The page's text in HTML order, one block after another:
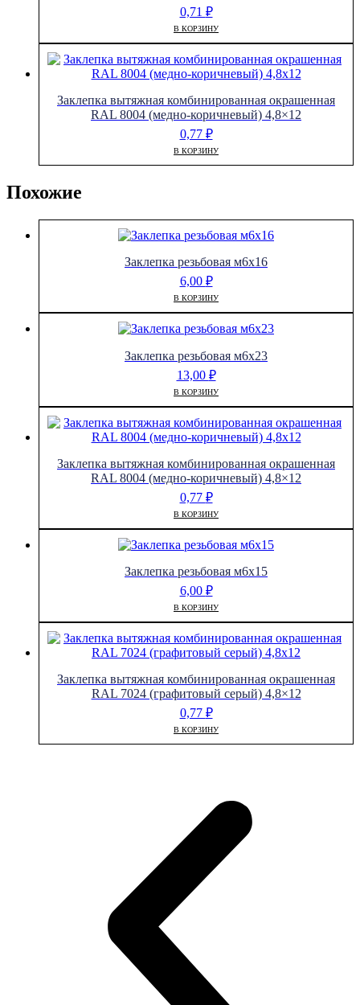
0,71 ₽
В КОРЗИНУ
Заклепка вытяжная комбинированная окрашенная
RAL 8004 (медно-коричневый) 4,8×12
0,77 ₽
В КОРЗИНУ
Похожие
Заклепка резьбовая м6х16
6,00 ₽
В КОРЗИНУ
Заклепка резьбовая м6х23
13,00 ₽
В КОРЗИНУ
Заклепка вытяжная комбинированная окрашенная
RAL 8004 (медно-коричневый) 4,8×12
0,77 ₽
В КОРЗИНУ
Заклепка резьбовая м6х15
6,00 ₽
В КОРЗИНУ
Заклепка вытяжная комбинированная окрашенная
RAL 7024 (графитовый серый) 4,8×12
0,77 ₽
В КОРЗИНУ